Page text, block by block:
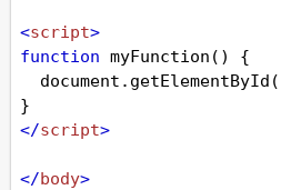
<script>
function myFunction () {
document . getElementById (
}
</script>
</body>